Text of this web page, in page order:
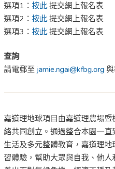
選項1： 按此提交網上報名表
選項2： 按此提交網上報名表
選項3： 按此提交網上報名表
查詢
請電郵至 jamie.ngai@kfbg.org
嘉道理地球項目由嘉道理農場
絡共同創立。通過整合本園一
生活及多元整體教育，嘉道理
習體驗，幫助大眾與自我、他